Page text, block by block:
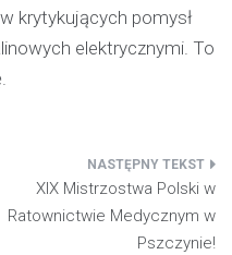
krytykujących pomysł
elektrycznymi. To
XIX Mistrzostwa Polski w
Ratownictwie Medycznym w
Pszczynie!